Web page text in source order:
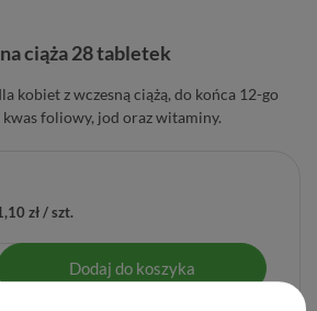
ciąża 28 tabletek
kobiet z wczesną ciążą, do końca 12-go
foliowy, jod oraz witaminy.
zł / szt.
Dodaj do koszyka